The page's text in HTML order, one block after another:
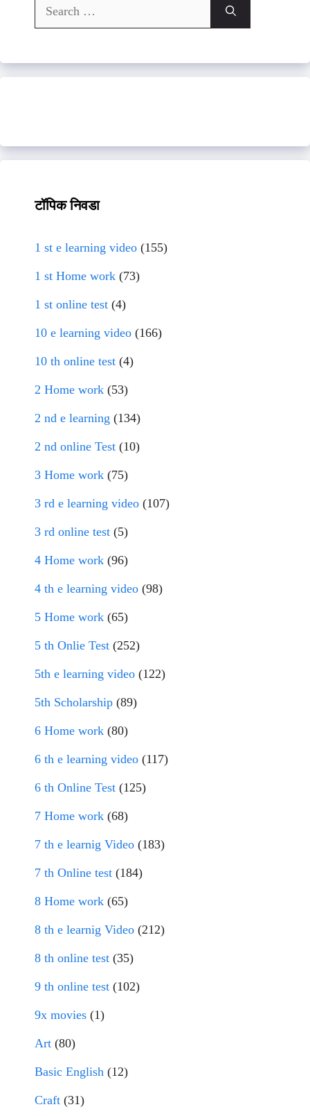
Search
for:
टॉपिक निवडा
1 st e learning video (155)
1 st Home work (73)
1 st online test (4)
10 e learning video (166)
10 th online test (4)
2 Home work (53)
2 nd e learning (134)
2 nd online Test (10)
3 Home work (75)
3 rd e learning video (107)
3 rd online test (5)
4 Home work (96)
4 th e learning video (98)
5 Home work (65)
5 th Onlie Test (252)
5th e learning video (122)
5th Scholarship (89)
6 Home work (80)
6 th e learning video (117)
6 th Online Test (125)
7 Home work (68)
7 th e learnig Video (183)
7 th Online test (184)
8 Home work (65)
8 th e learnig Video (212)
8 th online test (35)
9 th online test (102)
9x movies (1)
Art (80)
Basic English (12)
Craft (31)